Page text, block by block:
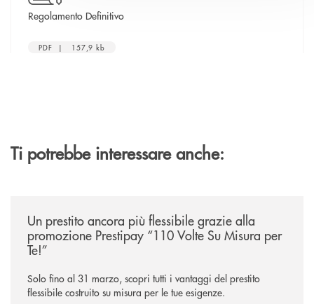
Regolamento Definitivoapre una nuova finestra
PDF | 157,9 kb
Ti potrebbe interessare anche:
Un prestito ancora più flessibile grazie alla
promozione Prestipay “110 Volte Su Misura per
Te!”
Solo fino al 31 marzo, scopri tutti i vantaggi del prestito
flessibile costruito su misura per le tue esigenze.